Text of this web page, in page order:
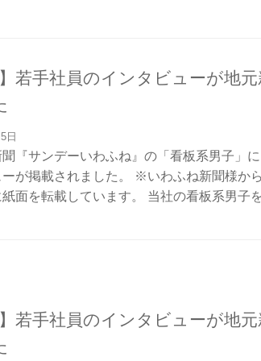
若手社員のインタビューが地元
日
『サンデーいわふね』の「看板系男子」
が掲載されました。 ※いわふね新聞様か
面を転載しています。 当社の看板系男子
若手社員のインタビューが地元